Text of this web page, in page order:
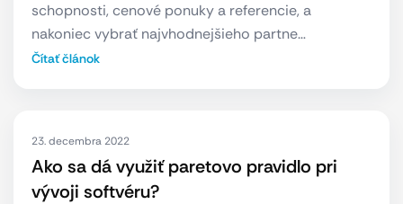
schopnosti, cenové ponuky a referencie, a
nakoniec vybrať najvhodnejšieho partne…
Čítať článok
23. decembra 2022
Ako sa dá využiť paretovo pravidlo pri
vývoji softvéru?